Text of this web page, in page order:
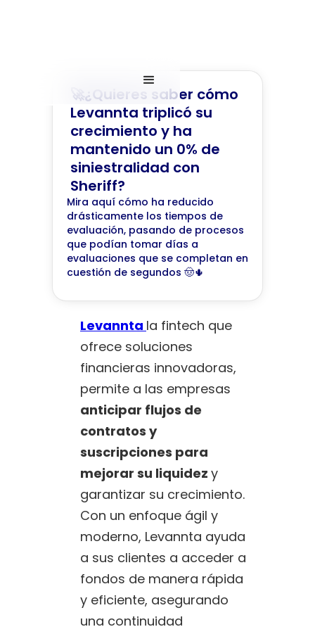
🚀¿Quieres saber cómo
Levannta triplicó su
crecimiento y ha
mantenido un 0% de
siniestralidad con
Sheriff?
Mira aquí cómo ha reducido
drásticamente los tiempos de
evaluación, pasando de procesos
que podían tomar días a
evaluaciones que se completan en
cuestión de segundos 🤠🌵
Levannta la fintech que
ofrece soluciones
financieras innovadoras,
permite a las empresas
anticipar flujos de
contratos y
suscripciones para
mejorar su liquidez y
garantizar su crecimiento.
Con un enfoque ágil y
moderno, Levannta ayuda
a sus clientes a acceder a
fondos de manera rápida
y eficiente, asegurando
una continuidad